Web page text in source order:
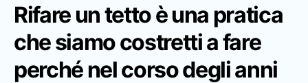
Rifare un tettoè una pratica
che siamo costretti a fare
perché nel corso degli anni